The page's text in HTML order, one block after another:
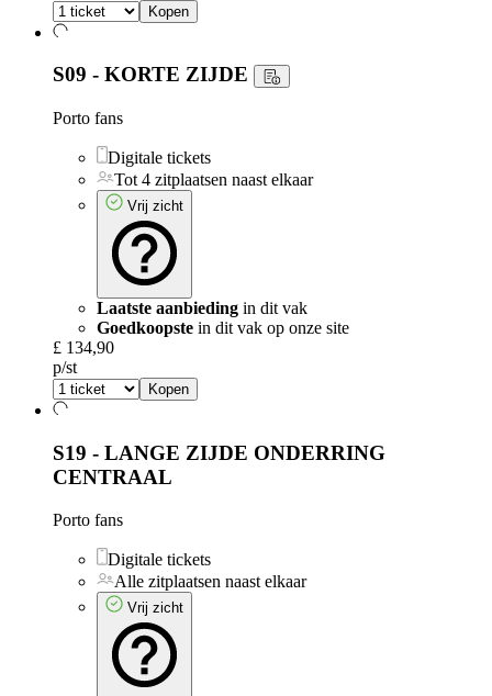
Kopen
S09 - KORTE ZIJDE
Porto fans
Digitale tickets
Tot 4 zitplaatsen naast elkaar
Vrij zicht
Laatste aanbieding in dit vak
Goedkoopste in dit vak op onze site
£ 134,90
p/st
Kopen
S19 - LANGE ZIJDE ONDERRING
CENTRAAL
Porto fans
Digitale tickets
Alle zitplaatsen naast elkaar
Vrij zicht